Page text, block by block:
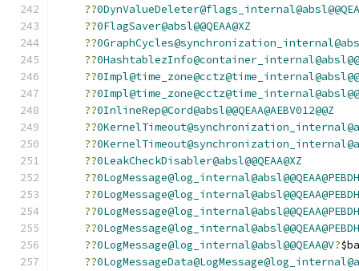
??
??0FlagSaver@absl@@QEAA@XZ
??
??
??
??
??0InlineRep@Cord@absl@@QEAA@AEBV012@@Z
??
??
??0LeakCheckDisabler@absl@@QEAA@XZ
??
??
??
??
??0LogMessage@log_internal@absl@@QEAA@V?
??